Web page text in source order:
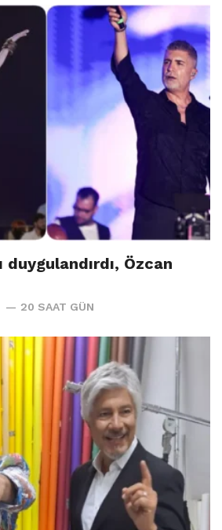
duygulandırdı, Özcan
20 SAAT GÜN